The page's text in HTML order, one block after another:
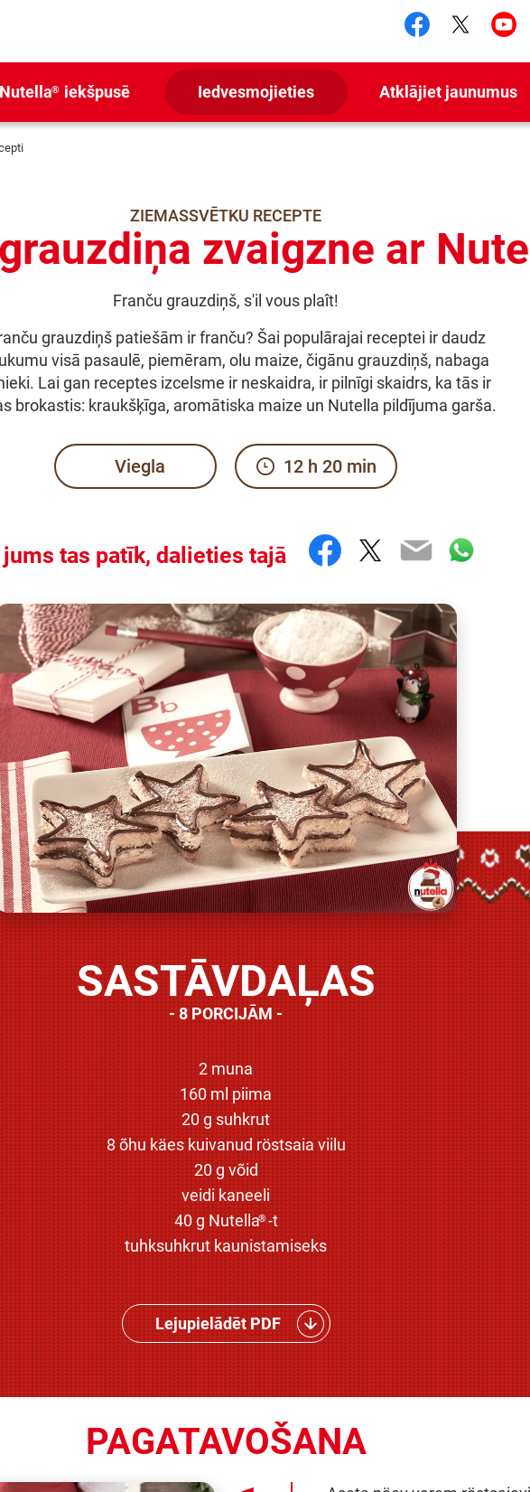
Follow us
Follow
Nutella® iekšpusē Iedvesmojieties Atklājiet jaunumus
ZIEMASSVĒTKU RECEPTE
zvaigzne ar
Franču grauzdiņš, s'il vous plaît!
grauzdiņš patiešām ir franču? Šai populārajai receptei ir daudz
visā pasaulē, piemēram, olu maize, čigānu grauzdiņš, nabaga
Lai gan receptes izcelsme ir neskaidra, ir pilnīgi skaidrs, ka tās ir
brokastis: kraukšķīga, aromātiska maize un Nutella pildījuma garša.
Viegla 12 h 20 min
tas patīk, dalieties tajā Facebook
Twitter
Email
SASTĀVDAĻAS
8 PORCIJĀM
2 muna
160 ml piima
20 g suhkrut
8 õhu käes kuivanud röstsaia viilu
20 g võid
veidi kaneeli
40 g Nutella®-t
tuhksuhkrut kaunistamiseks
Lejupielādēt PDF
PAGATAVOŠANA